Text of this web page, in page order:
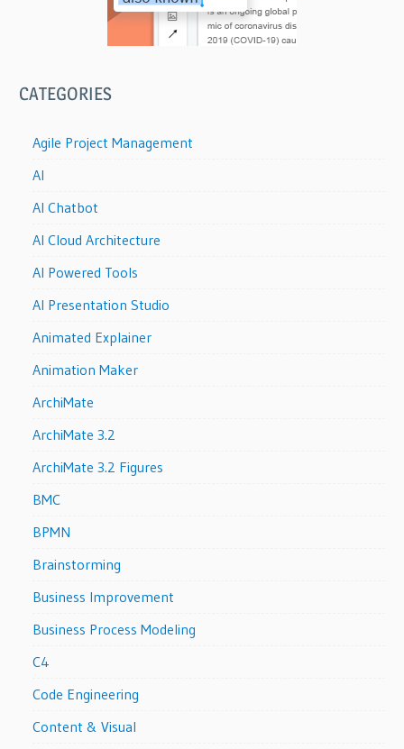
CATEGORIES
Agile Project Management
AI
AI Chatbot
AI Cloud Architecture
AI Powered Tools
AI Presentation Studio
Animated Explainer
Animation Maker
ArchiMate
ArchiMate 3.2
ArchiMate 3.2 Figures
BMC
BPMN
Brainstorming
Business Improvement
Business Process Modeling
C4
Code Engineering
Content & Visual